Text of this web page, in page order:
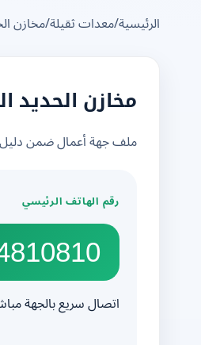
الرئيسية/معدات ثقيلة/مخازن
مخازن الحديد
ملف جهة أعمال ضمن دليل
رقم الهاتف الرئيسي
اتصال سريع بالجهة